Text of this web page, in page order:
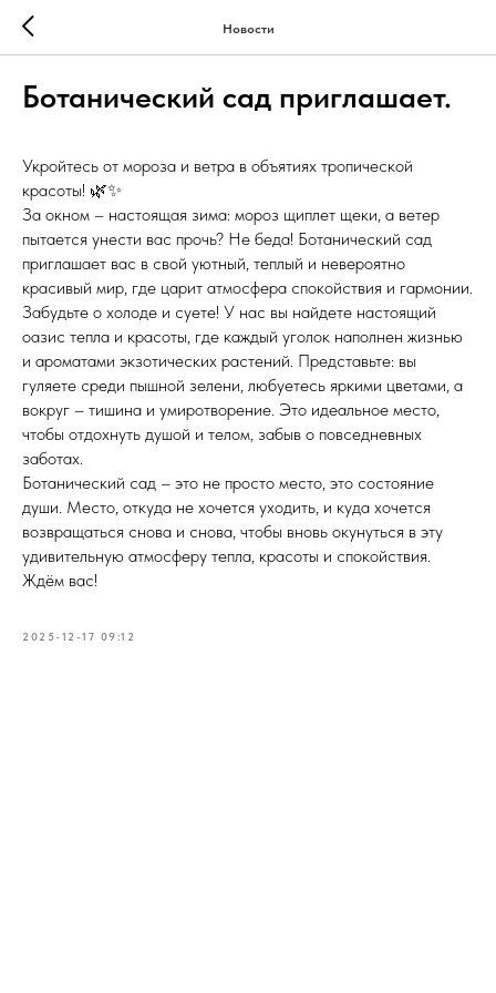
Новости
Ботанический сад приглашает.
Укройтесь от мороза и ветра в объятиях тропической
красоты! 🌿✨
За окном – настоящая зима: мороз щиплет щеки, а ветер
пытается унести вас прочь? Не беда! Ботанический сад
приглашает вас в свой уютный, теплый и невероятно
красивый мир, где царит атмосфера спокойствия и гармонии.
Забудьте о холоде и суете! У нас вы найдете настоящий
оазис тепла и красоты, где каждый уголок наполнен жизнью
и ароматами экзотических растений. Представьте: вы
гуляете среди пышной зелени, любуетесь яркими цветами, а
вокруг – тишина и умиротворение. Это идеальное место,
чтобы отдохнуть душой и телом, забыв о повседневных
заботах.
Ботанический сад – это не просто место, это состояние
души. Место, откуда не хочется уходить, и куда хочется
возвращаться снова и снова, чтобы вновь окунуться в эту
удивительную атмосферу тепла, красоты и спокойствия.
Ждём вас!
2025-12-17 09:12